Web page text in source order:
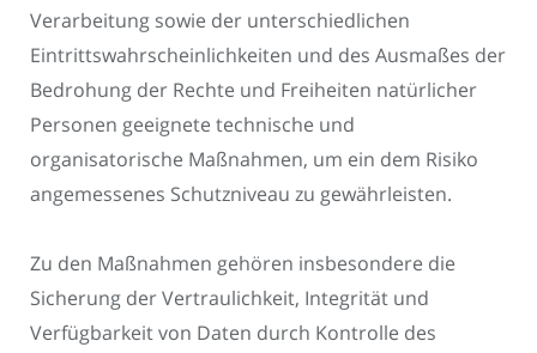
Verarbeitung sowie der unterschiedlichen
Eintrittswahrscheinlichkeiten und des Ausmaßes der
Bedrohung der Rechte und Freiheiten natürlicher
Personen geeignete technische und
organisatorische Maßnahmen, um ein dem Risiko
angemessenes Schutzniveau zu gewährleisten.
Zu den Maßnahmen gehören insbesondere die
Sicherung der Vertraulichkeit, Integrität und
Verfügbarkeit von Daten durch Kontrolle des